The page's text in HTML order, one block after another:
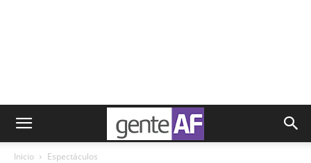
Inicio Espectáculos